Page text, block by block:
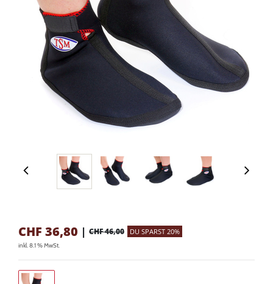
CHF 36,80 | CHF 46,00 DU SPARST 20%
inkl. 8.1 % MwSt.